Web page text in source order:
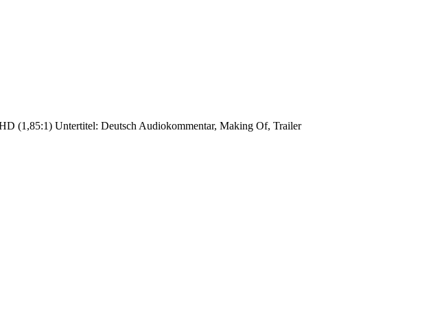
(1,85:1) Untertitel: Deutsch Audiokommentar, Making Of, Trailer